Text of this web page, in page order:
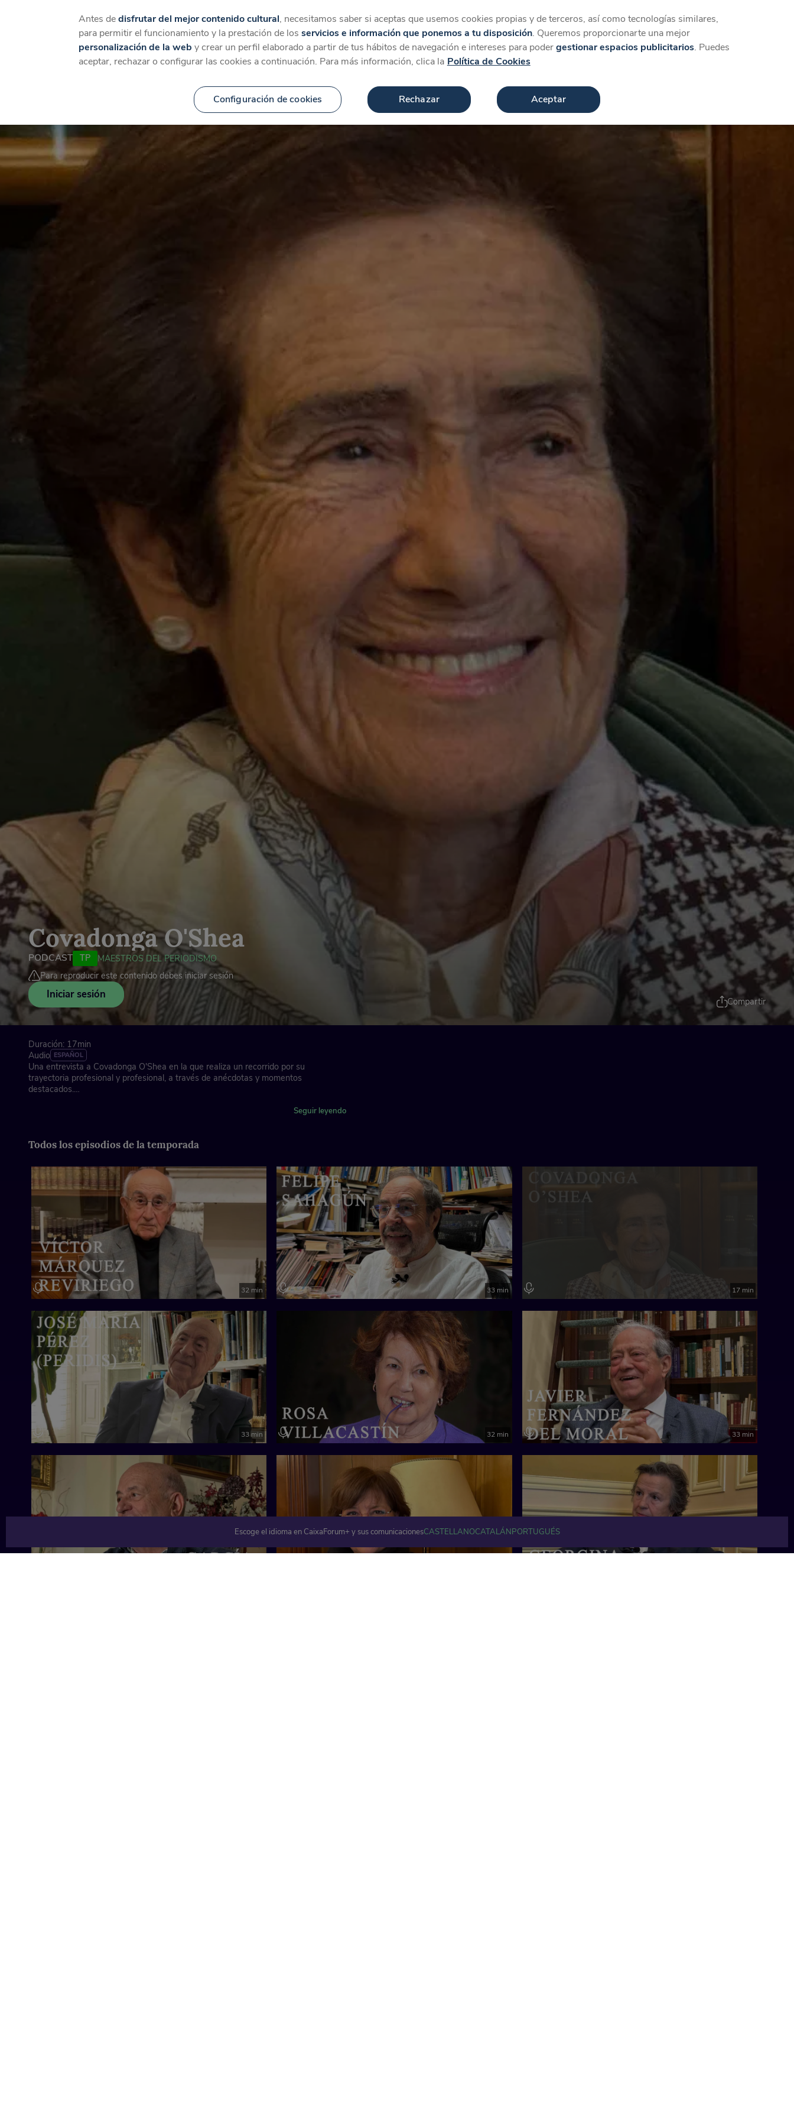
Catálogo Temáticas Categorías Favoritos Más Iniciar sesión Crear cuenta
Covadonga O'Shea
PODCAST TP
MAESTROS DEL PERIODISMO
Para reproducir este contenido debes iniciar sesión
Iniciar sesión
Compartir
Duración: 17min
Audio ESPAÑOL
Una entrevista a Covadonga O'Shea en la que realiza un recorrido por su
trayectoria profesional y profesional, a través de anécdotas y momentos
destacados.
Asociación de la Prensa de Madrid, con la colaboración de Fundación "la Caixa"
Dirección: José Antonio Piñero
Locución cabecera: Juan Ochoa y Tere Vilas
Música instrumental: Laura Mondéjar
Seguir leyendo
Todos los episodios de la temporada
32 min 33 min 17 min
33 min 32 min 33 min
Antes dedisfrutar del mejor contenido cultural, necesitamos saber si aceptas que usemos cookies propias y de terceros, así como tecnologías similares,
para permitir el funcionamiento y la prestación de los servicios e información que ponemos a tu disposición. Queremos proporcionarte una mejor
personalización de la web y crear un perfil elaborado a partir de tus hábitos de navegación e intereses para podergestionar espacios publicitarios. Puedes
aceptar, rechazar o configurar las cookies a continuación. Para más información, clica la Política de Cookies
Configuración de cookies Rechazar Aceptar
Escoge el idioma en CaixaForum+ y sus comunicacionesCASTELLANOCATALÁNPORTUGUÉS